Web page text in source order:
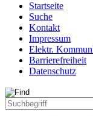
Startseite
Suche
Kontakt
Impressum
Elektr.
Barrierefreiheit
Datenschutz